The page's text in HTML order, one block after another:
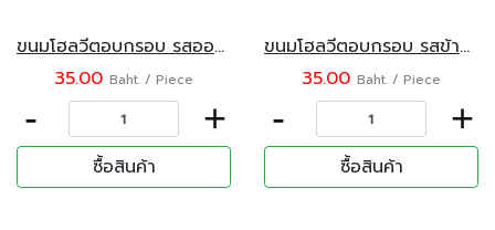
ขนมโฮลวีตอบกรอบ รสออริจินอล ตราเดอลาลิต้า 30 กรัม
35.00 Baht. / Piece
- +
ซื้อสินค้า
ขนมโฮลวีตอบกรอบ รสข้าวโพดหวานย่าง ตราเดอลาลิต้า 30 กรัม
35.00 Baht. / Piece
- +
ซื้อสินค้า